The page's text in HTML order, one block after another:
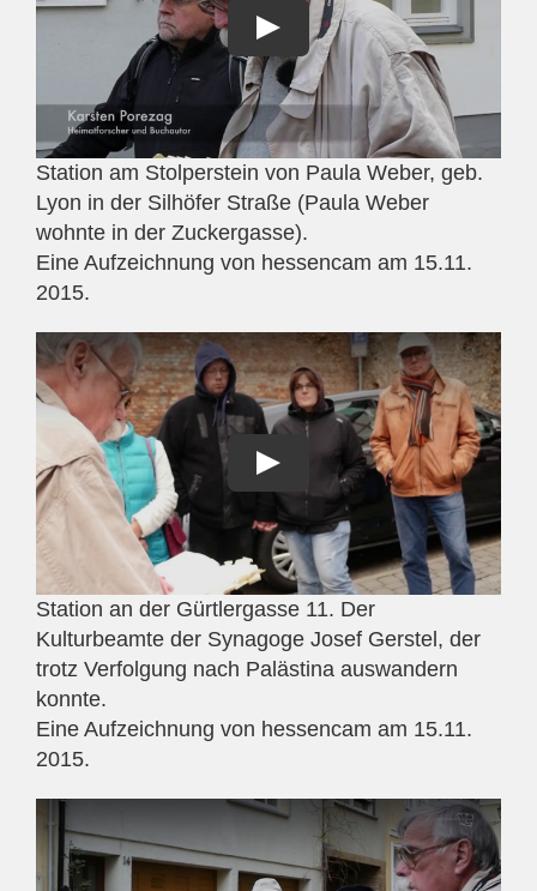
Station am Stolperstein von Paula Weber, geb.
Lyon in der Silhöfer Straße (Paula Weber
wohnte in der Zuckergasse).
Eine Aufzeichnung von hessencam am 15.11.
2015.
Station an der Gürtlergasse 11. Der
Kulturbeamte der Synagoge Josef Gerstel, der
trotz Verfolgung nach Palästina auswandern
konnte.
Eine Aufzeichnung von hessencam am 15.11.
2015.